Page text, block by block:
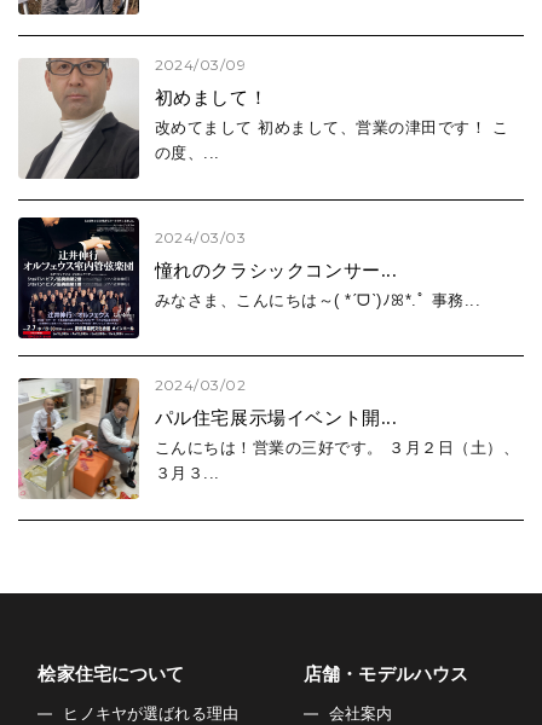
2024/03/09
初めまして！
改めてまして 初めまして、営業の津田です！ こ
の度、...
2024/03/03
憧れのクラシックコンサー...
みなさま、こんにちは～( *ˊᗜˋ)ﾉꕤ*.ﾟ 事務...
2024/03/02
パル住宅展示場イベント開...
こんにちは！営業の三好です。 ３月２日（土）、
３月３...
桧家住宅について
ヒノキヤが選ばれる理由
店舗・モデルハウス
会社案内